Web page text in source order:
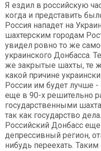
Я ездил в российскую
когда и представить
Россия нападет на
шахтерским городам
увидел ровно то же
украинского Донбасса.
же закрытые шахты, те
какой причине
России им будет лучше
еще в 90-х решительно
государственными
так как государство
Российский Донбасс
депрессивный регион,
нибудь переехать.